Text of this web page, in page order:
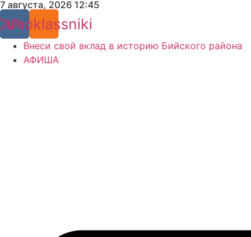
Перейти
к
содержимому
7 августа, 2026 12:45
Vk
Внеси свой вклад в историю Бийского района
АФИША